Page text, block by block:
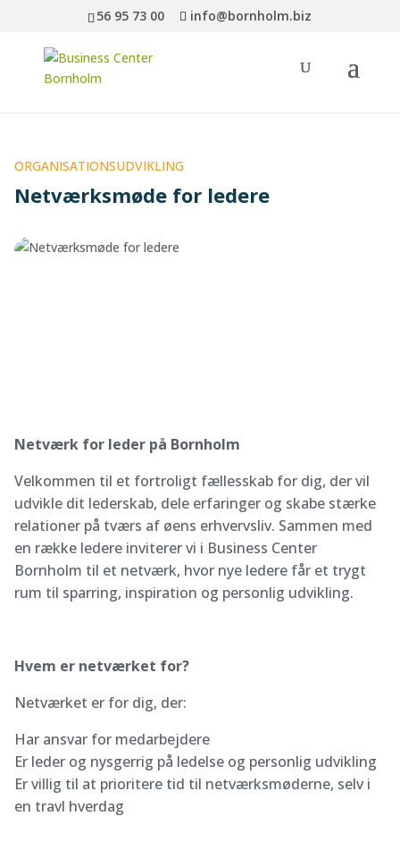
56 95 73 00 info@bornholm.biz
ORGANISATIONSUDVIKLING
Netværksmøde for ledere
Netværk for leder på Bornholm
Velkommen til et fortroligt fællesskab for dig, der vil
udvikle dit lederskab, dele erfaringer og skabe stærke
relationer på tværs af øens erhvervsliv. Sammen med
en række ledere inviterer vi i Business Center
Bornholm til et netværk, hvor nye ledere får et trygt
rum til sparring, inspiration og personlig udvikling.
Hvem er netværket for?
Netværket er for dig, der:
Har ansvar for medarbejdere
Er leder og nysgerrig på ledelse og personlig udvikling
Er villig til at prioritere tid til netværksmøderne, selv i
en travl hverdag